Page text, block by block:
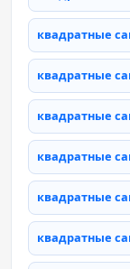
квадратные
квадратные
квадратные
квадратные
квадратные
квадратные